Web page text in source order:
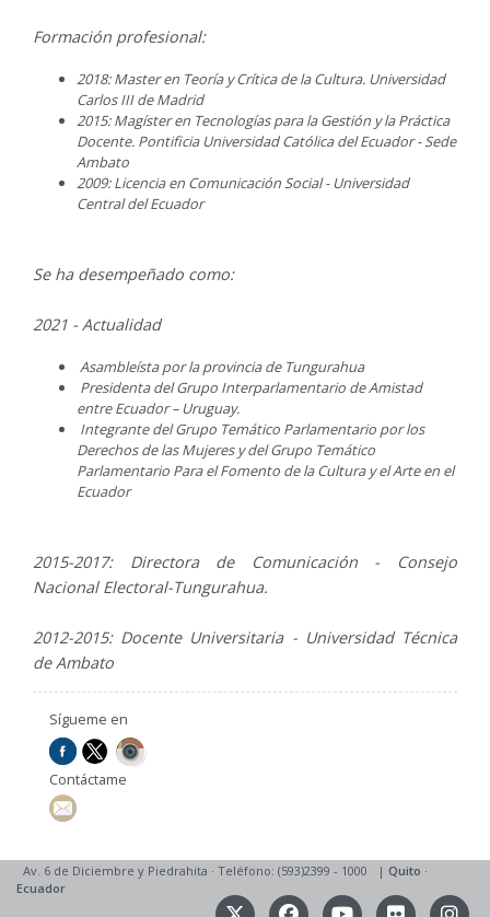
Formación profesional:
2018: Master en Teoría y Crítica de la Cultura. Universidad
Carlos III de Madrid
2015: Magíster en Tecnologías para la Gestión y la Práctica
Docente. Pontificia Universidad Católica del Ecuador - Sede
Ambato
2009: Licencia en Comunicación Social - Universidad
Central del Ecuador
Se ha desempeñado como:
2021 - Actualidad
Asambleísta por la provincia de Tungurahua
Presidenta del Grupo Interparlamentario de Amistad
entre Ecuador – Uruguay.
Integrante del Grupo Temático Parlamentario por los
Derechos de las Mujeres y del Grupo Temático
Parlamentario Para el Fomento de la Cultura y el Arte en el
Ecuador
2015-2017: Directora de Comunicación - Consejo
Nacional Electoral-Tungurahua.
2012-2015: Docente Universitaria - Universidad Técnica
de Ambato
Sígueme en
Contáctame
Av. 6 de Diciembre y Piedrahita · Teléfono: (593)2399 - 1000 | Quito ·
Ecuador